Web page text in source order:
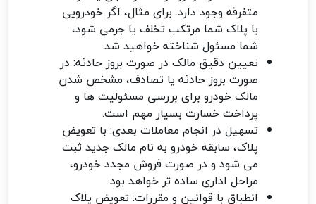
متفرقه وجود دارد. برای مثال، اگر خودرویی
با پلاک شما مرتکب تخلف یا جرمی شود،
شما مسئول شناخته خواهید شد.
تعیین دقیق مالک در صورت بروز حادثه: در
صورت بروز حادثه یا تصادف، مشخص شدن
مالک خودرو برای بررسی مسئولیت ها و
پرداخت خسارت بسیار مهم است.
تسهیل در انجام معاملات بعدی: با تعویض
پلاک، سابقه خودرو به نام مالک جدید ثبت
می شود و در صورت فروش مجدد خودرو،
مراحل اداری ساده تر خواهد بود.
انطباق با قوانین و مقررات: تعویض پلاک